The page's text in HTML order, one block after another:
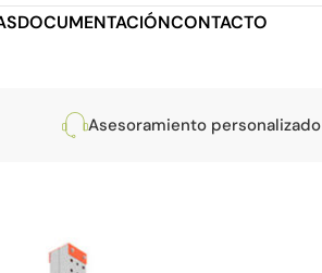
DOCUMENTACIÓNCONTACTO
Asesoramiento personalizado